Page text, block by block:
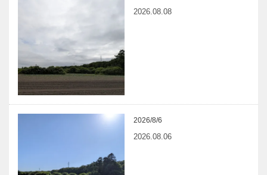
2026.08.08
2026/8/6
2026.08.06